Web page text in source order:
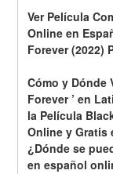
Ver Película
Online en
Forever (2022)
Cómo y Dónde
Forever ’ en
la Película
Online y Gratis
¿Dónde se
en español